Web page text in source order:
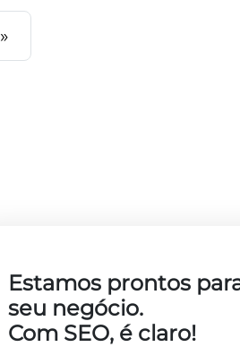
»
Estamos prontos
seu negócio.
Com SEO, é claro!